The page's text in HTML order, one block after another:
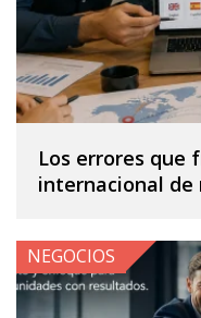
Los errores que
internacional de
NEGOCIOS